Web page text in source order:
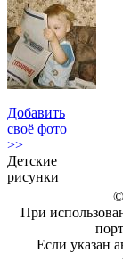
Добавить
своё фото
>>
Детские
рисунки
При
Если указан